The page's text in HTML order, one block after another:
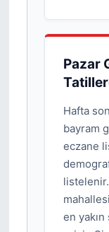
Pazar
Hafta
bayram
eczane
en yakın